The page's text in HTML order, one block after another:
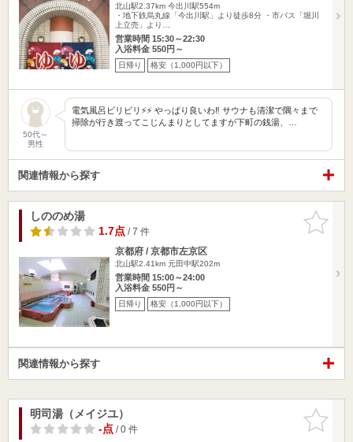
北山駅2.37km 今出川駅554m
・地下鉄烏丸線「今出川駅」より徒歩8分 ・市バス「堀川
上立売」より…
営業時間 15:30～22:30
入浴料金 550円～
日帰り 格安（1,000円以下）
50代～
男性
電気風呂ビリビリ⚡️⚡️ やっぱり良いわ‼️ サウナも清潔で隅々まで
掃除が行き渡ってこじんまりとしてますが下町の銭湯、…
関連情報から探す
お気に入
りに追加
しののめ湯
1.7点/ 7 件
京都府 / 京都市左京区
北山駅2.41km 元田中駅202m
営業時間 15:00～24:00
入浴料金 550円～
日帰り 格安（1,000円以下）
関連情報から探す
お気に入
りに追加
明司湯（メイジユ）
-点/ 0 件